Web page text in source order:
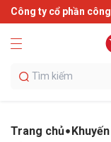
Công ty cổ phần
Trang chủ